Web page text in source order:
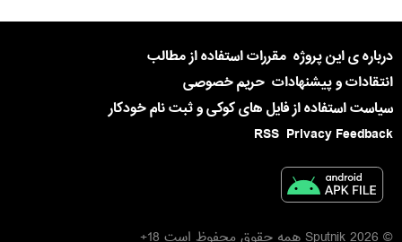
درباره ی این پروژه مقررات استفاده از مطالب
انتقادات و پیشنهادات حریم خصوصی
سیاست استفاده از فایل های کوکی و ثبت نام خودکار
Privacy Feedback
RSS